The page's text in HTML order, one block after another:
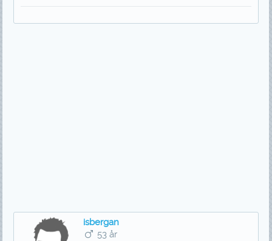
isbergan
53 år